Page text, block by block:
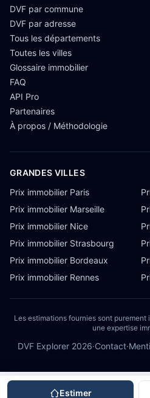
Estimer
DVF par commune
DVF par adresse
Tous les départements
Toutes les villes
Glossaire immobilier
FAQ
API Pro
Partenaires
À propos / Méthodologie
GRANDES VILLES
Prix immobilier Paris
Prix immobilier Marseille
Prix immobilier Nice
Prix immobilier Strasbourg
Prix immobilier Bordeaux
Prix immobilier Rennes
Les estimations fournies sont
une expertise
DVF Explorer 2026·Contact·